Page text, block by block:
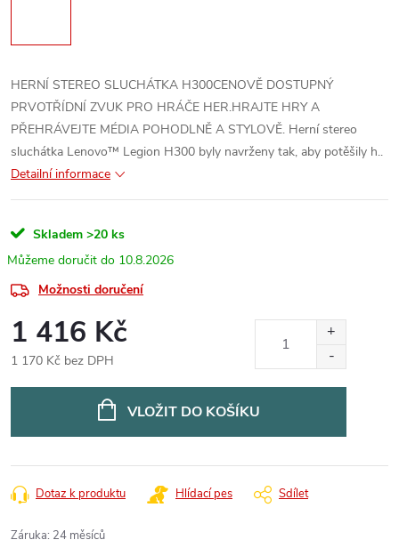
HERNÍ STEREO SLUCHÁTKA H300CENOVĚ DOSTUPNÝ
PRVOTŘÍDNÍ ZVUK PRO HRÁČE HER.HRAJTE HRY A
PŘEHRÁVEJTE MÉDIA POHODLNĚ A STYLOVĚ. Herní stereo
sluchátka Lenovo™ Legion H300 byly navrženy tak, aby potěšily h..
Detailní informace
Skladem >20 ks
10.8.2026
Možnosti doručení
1 416 Kč
1 170 Kč bez DPH
VLOŽIT DO KOŠÍKU
Dotaz k produktu Hlídací pes Sdílet
Záruka: 24 měsíců